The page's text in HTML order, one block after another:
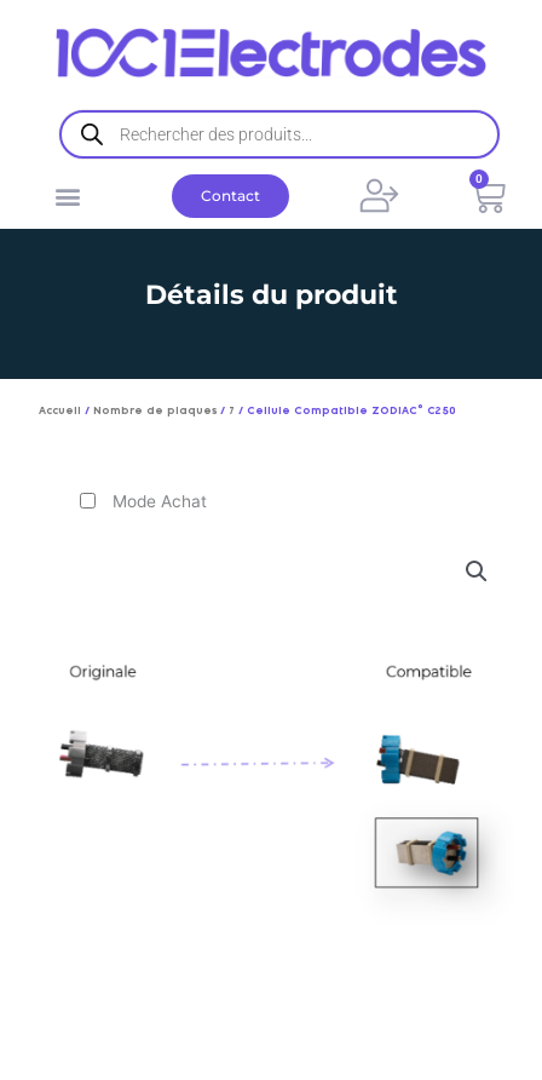
contenu
Recherche
de
produits
Contact
0
Détails du produit
Accueil / Nombre de plaques / 7 / Cellule Compatible ZODIAC© C250
Mode Achat